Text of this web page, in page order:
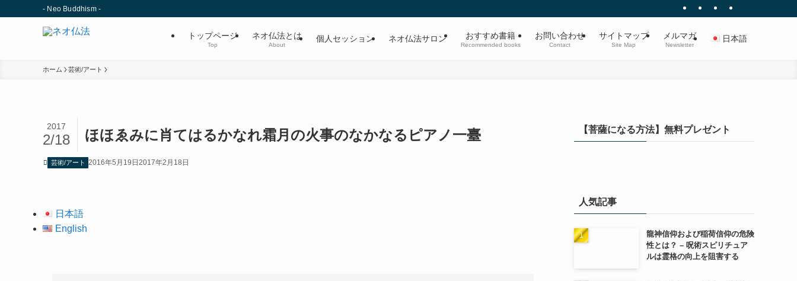
- Neo Buddhism -
トップページ
Top
ネオ仏法とは
About
個人セッション ネオ仏法サロン おすすめ書籍
Recommended books
お問い合わせ
Contact
サイトマップ
Site Map
メルマガ
Newsletter
日本語
ホーム 芸術/アート
ほほゑみに肖てはるかなれ霜月の火事のなかなるピアノ一臺
2017
2/18
芸術/アート 2016年5月19日 2017年2月18日
日本語
English
【菩薩になる方法】無料プレゼント
人気記事
龍神信仰および稲荷信仰の危険
性とは？ – 呪術スピリチュア
ルは霊格の向上を阻害する